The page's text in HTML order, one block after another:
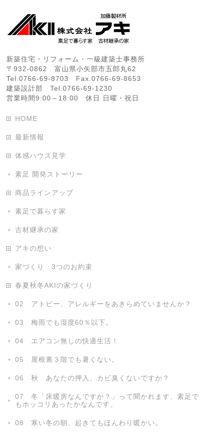
新築住宅・リフォーム・一級建築士事務所
〒932-0862 富山県小矢部市五郎丸62
Tel.0766-69-8703 Fax.0766-69-8653
建築設計部 Tel.0766-69-1230
営業時間9:00～18:00 休日 日曜・祝日
HOME
最新情報
体感ハウス見学
素足 開発ストーリー
商品ラインアップ
素足で暮らす家
古材継承の家
アキの想い
家づくり 3つのお約束
春夏秋冬AKIの家づくり
02 アトピー、アレルギーをあきらめていませんか？
03 梅雨でも湿度60％以下。
04 エアコン無しの快適生活！
05 屋根裏３階でも暑くない。
06 秋 あなたの押入、カビ臭くないですか？
07 冬「床暖房なんですか？」って聞かれます、素足で
もホッコリあったかなんです。
08 寒い冬の朝、起きてもほんわり暖かい。